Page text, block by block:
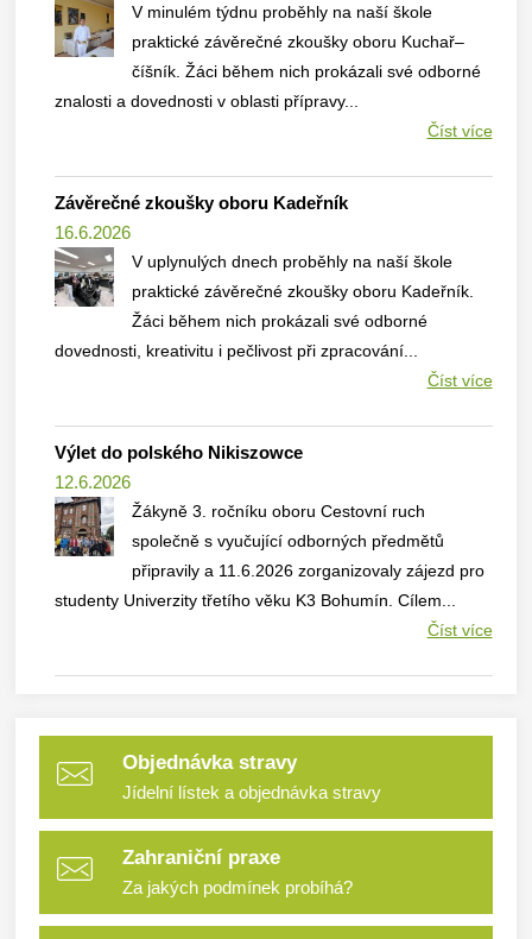
V minulém týdnu proběhly na naší škole
praktické závěrečné zkoušky oboru Kuchař–
číšník. Žáci během nich prokázali své odborné
znalosti a dovednosti v oblasti přípravy...
Číst více
Závěrečné zkoušky oboru Kadeřník
16.6.2026
V uplynulých dnech proběhly na naší škole
praktické závěrečné zkoušky oboru Kadeřník.
Žáci během nich prokázali své odborné
dovednosti, kreativitu i pečlivost při zpracování...
Číst více
Výlet do polského Nikiszowce
12.6.2026
Žákyně 3. ročníku oboru Cestovní ruch
společně s vyučující odborných předmětů
připravily a 11.6.2026 zorganizovaly zájezd pro
studenty Univerzity třetího věku K3 Bohumín. Cílem...
Číst více
Objednávka stravy
Jídelní lístek a objednávka stravy
Zahraniční praxe
Za jakých podmínek probíhá?